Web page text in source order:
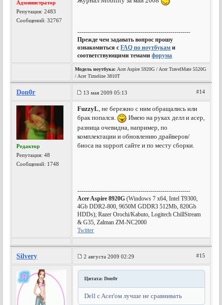
Администратор
Репутация:2483
Сообщений: 32767
---------------------------------------------------------
Прежде чем задавать вопрос прошу
ознакомиться сFAQ по ноутбукам и
соответствующими темамифорума
Модель ноутбука: Acer Aspire 5920G / Acer TravelMate 5520G
/ Acer Timeline 3810T
Don0r 13 мая 2009 05:13 #14
Редактор
Репутация:48
Сообщений: 1748
FuzzyL, не бережно с ним обращались или
брак попался.
Имею на руках делл и асер,
разница очевидна, например, по
комплектации и обновлению драйверов/
биоса на support сайте и по месту сборки.
---------------------------------------------------------
Acer Aspire 8920G (Windows 7 x64, Intel T9300,
4Gb DDR2-800, 9650M GDDR3 512Mb, 820Gb
HDDs); Razer Orochi/Kabuto, Logitech ChillStream
& G35, Zalman ZM-NC2000
Twitter
Silvery 2 августа 2009 02:29 #15
Цитата: Don0r
Dell c Acer'ом лучше не сравнивать